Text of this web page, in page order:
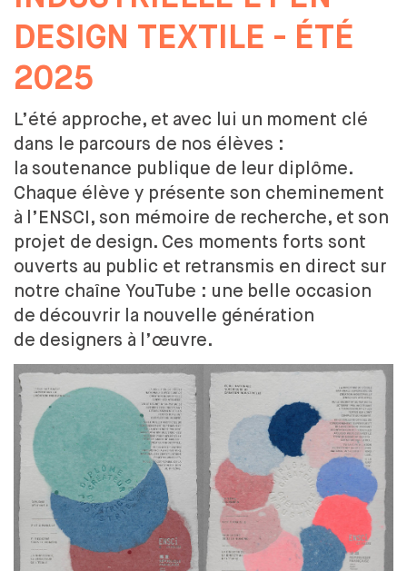
DESIGN ET DIVERSITÉ
COMMISSION ÉGALITÉS
DÉVELOPPEMENT DURABLE
L'ÉQUIPE
FORMATIONS
CRÉATEUR INDUSTRIEL
PARCOURS
LES PARTENARIATS ACADÉMIQUES
DIPLÔME
PROFESSIONNALISATION
DESIGNER TEXTILE
PARCOURS
DIPLÔME
PROFESSIONNALISATION
FORMATION TOUT AU LONG DE LA VIE
RECHERCHE
LE CENTRE DE RECHERCHE EN DESIGN
DOCTORAT EN DESIGN
LE MASTER 2 RECHERCHE EN DESIGN
CHAIRE S'ENTENDRE
DESIGN TEXTILE - ÉTÉ
2025
L’été approche, et avec lui un moment clé
dans le parcours de nos élèves :
la soutenance publique de leur diplôme.
Chaque élève y présente son cheminement
à l’ENSCI, son mémoire de recherche, et son
projet de design. Ces moments forts sont
ouverts au public et retransmis en direct sur
notre chaîne YouTube : une belle occasion
de découvrir la nouvelle génération
de designers à l’œuvre.